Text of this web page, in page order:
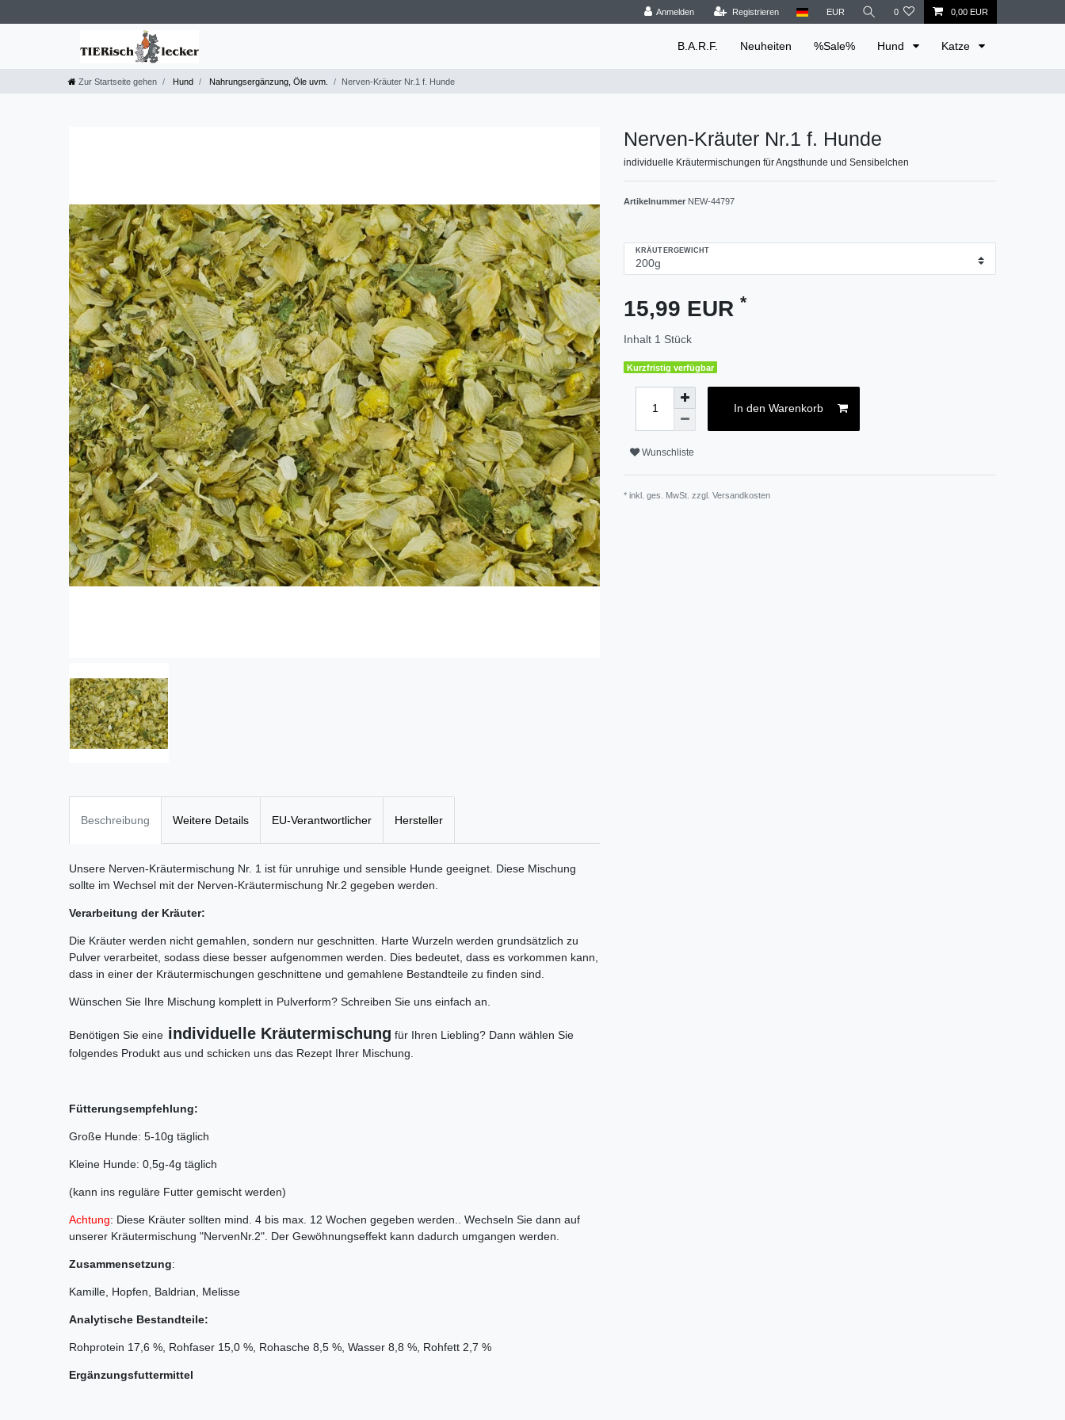
Anmelden Registrieren EUR 0 0,00 EUR
B.A.R.F. Neuheiten %Sale% Hund Katze
Zur Startseite gehen Hund Nahrungsergänzung, Öle uvm. Nerven-Kräuter Nr.1 f. Hunde
Nerven-Kräuter Nr.1 f. Hunde
individuelle Kräutermischungen für Angsthunde und Sensibelchen
Artikelnummer NEW-44797
KRÄUTERGEWICHT
15,99 EUR *
Inhalt 1 Stück
Kurzfristig verfügbar
In den Warenkorb
Wunschliste
* inkl. ges. MwSt. zzgl. Versandkosten
Beschreibung Weitere Details EU-Verantwortlicher Hersteller
Unsere Nerven-Kräutermischung Nr. 1 ist für unruhige und sensible Hunde geeignet. Diese Mischung
sollte im Wechsel mit der Nerven-Kräutermischung Nr.2 gegeben werden.
Verarbeitung der Kräuter:
Die Kräuter werden nicht gemahlen, sondern nur geschnitten. Harte Wurzeln werden grundsätzlich zu
Pulver verarbeitet, sodass diese besser aufgenommen werden. Dies bedeutet, dass es vorkommen kann,
dass in einer der Kräutermischungen geschnittene und gemahlene Bestandteile zu finden sind.
Wünschen Sie Ihre Mischung komplett in Pulverform? Schreiben Sie uns einfach an.
Benötigen Sie eine individuelle Kräutermischung für Ihren Liebling? Dann wählen Sie
folgendes Produkt aus und schicken uns das Rezept Ihrer Mischung.
Fütterungsempfehlung:
Große Hunde: 5-10g täglich
Kleine Hunde: 0,5g-4g täglich
(kann ins reguläre Futter gemischt werden)
Achtung: Diese Kräuter sollten mind. 4 bis max. 12 Wochen gegeben werden.. Wechseln Sie dann auf
unserer Kräutermischung "NervenNr.2". Der Gewöhnungseffekt kann dadurch umgangen werden.
Zusammensetzung:
Kamille, Hopfen, Baldrian, Melisse
Analytische Bestandteile:
Rohprotein 17,6 %, Rohfaser 15,0 %, Rohasche 8,5 %, Wasser 8,8 %, Rohfett 2,7 %
Ergänzungsfuttermittel